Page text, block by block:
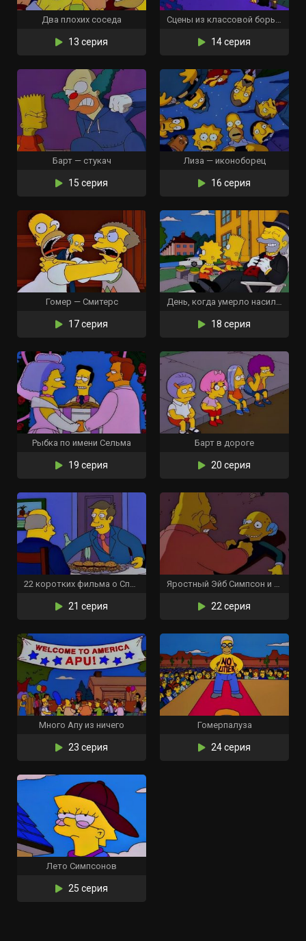
Два плохих соседа
13 серия
Сцены из классовой борьбы Спрингфилда
14 серия
Барт — стукач
15 серия
Лиза — иконоборец
16 серия
Гомер — Смитерс
17 серия
День, когда умерло насилие
18 серия
Рыбка по имени Сельма
19 серия
Барт в дороге
20 серия
22 коротких фильма о Спрингфилде
21 серия
Яростный Эйб Симпсон и его ворчливый внук в «Проклятии летучих адских рыб»
22 серия
Много Апу из ничего
23 серия
Гомерпалуза
24 серия
Лето Симпсонов
25 серия